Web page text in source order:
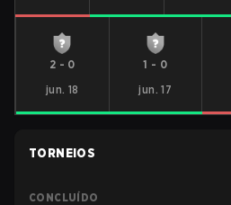
2 - 0
jun. 18
1 - 0
jun. 17
TORNEIOS
CONCLUÍDO